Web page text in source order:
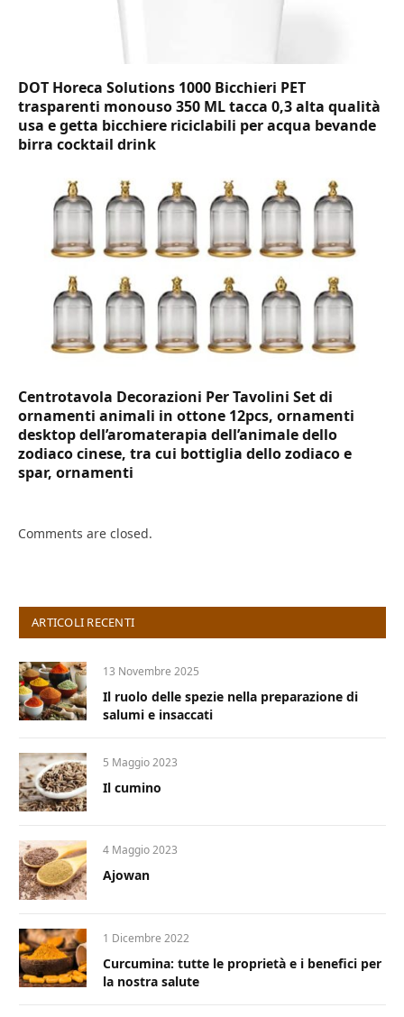
DOT Horeca Solutions 1000 Bicchieri PET
trasparenti monouso 350 ML tacca 0,3 alta qualità
usa e getta bicchiere riciclabili per acqua bevande
birra cocktail drink
Centrotavola Decorazioni Per Tavolini Set di
ornamenti animali in ottone 12pcs, ornamenti
desktop dell’aromaterapia dell’animale dello
zodiaco cinese, tra cui bottiglia dello zodiaco e
spar, ornamenti
Comments are closed.
ARTICOLI RECENTI
13 Novembre 2025
Il ruolo delle spezie nella preparazione di
salumi e insaccati
5 Maggio 2023
Il cumino
4 Maggio 2023
Ajowan
1 Dicembre 2022
Curcumina: tutte le proprietà e i benefici per
la nostra salute